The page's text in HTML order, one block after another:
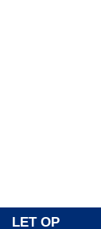
LET OP